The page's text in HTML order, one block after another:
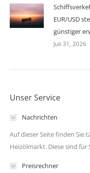
EUR/USD
günstiger
Juli 31, 2026
Unser Service
Nachrichten
Auf dieser Seite finden Sie
Heizölmarkt. Diese sind für
Preisrechner